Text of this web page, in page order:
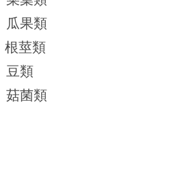
瓜果類
根莖類
豆類
菇菌類